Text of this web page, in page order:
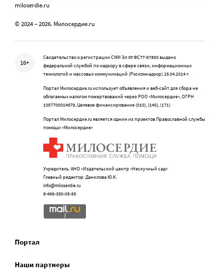
miloserdie.ru
© 2024 – 2026. Милосердие.ru
16+
Свидетельство о регистрации СМИ Эл № ФС77-57850 выдано
федеральной службой по надзору в сфере связи, информационных
технологий и массовых коммуникаций (Роскомнадзор) 25.04.2014 г.
Портал Милосердие.ru использует объявления и веб-сайт для сбора не
облагаемых налогом пожертвований через РОО «Милосердие», ОГРН
1057700014679, Целевое финансирование (010), (140), (171)
Портал Милосердие.ru является одним из проектов Православной службы
помощи «Милосердие»
Учредитель: АНО «Издательский центр «Нескучный сад»
Главный редактор: Данилова Ю.К.
info@miloserdie.ru
8-499-350-05-95
Портал
Наши партнеры